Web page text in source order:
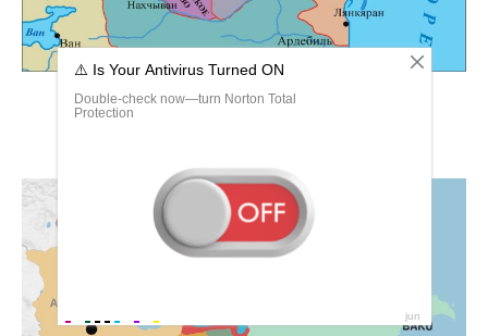
Иреванское ханства Азербайджана